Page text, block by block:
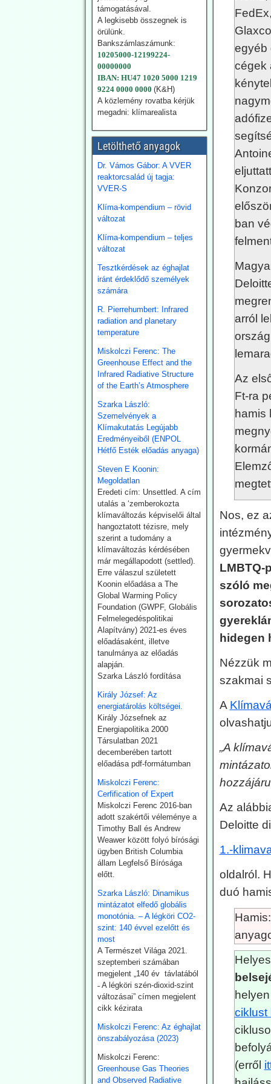
egyéb
cégek
ban
arról
Az
Ft-ra
hamis
Nos, ez
LMBTQ-
szóló
hidegen
Nézzük
szakmai
A
„A
Az
Deloitte
1.-
oldalról.
duó
ciklust
(erről
neve
karbonsemlegessé
g -
Németországban is
Németország az
energiafordulat
finanszírozására 2026-ra
23,7 milliárd eurót irányoz
elő. Emellett Németország
évi 10 milliárd eurós
nagyságrendben
finanszíroz nemzetközi
klímaprojekteket.
2026.07.28.
Blackout News:
Szardínia:
Lángokban állnak a
szolárpanelek
Július 18-án súlyos
tűzvész tört ki egy
magántulajdonú
ipari övezetében,
Szardínián. A tűz során
nyilvánvalóan több ezer
tűz már az előző nap
Noragugume közelében
keletkezett.
2026.07.28. EIKE:
Henrik Svensmark
nemzetközi hírű
légkörkutatót
egyeteme állásából
- feltehetően a
klímapánikkeltést
cáfoló eredményei
miatt.
A Dániai Műszaki Egyetem
(DTU) fölmondott
Svensmarknak.
Svensmark neve
összeforrott a kozmikus
sugárzás és
felhőképződés
kutatásával. Eredményei
nem támogatták minden
esetben az IPCC
direktívákat.
2026.07.28. EIKE:
Az USA és
Németország
fokozza a
geotermiában rejlő
lehetőségek
kiaknázását
Az USA képviselőháza
törvény fogadott el a
geotermikus energia
kiaknázásának
felgyorsítására.
Németországban 2024-ben
összesen 29 TWh energiát
nyertek a föld mélyéből.
úton kívánja a kiaknázást
felgyorsítani.
2026.07.22.
Climatechangedisp
atch: Japán
visszakozik
klímavédelmi
vállalásaitól
Dél-Koreához hasonlóan –
újra üzembe helyezi
azokat a szénerőműveket,
amelyeket nemrég még
egy szennyezőbb korszak
támogatásával.
A legkisebb összegnek is
örülünk.
Bankszámlaszámunk:
10205000-12199224-
00000000
IBAN: HU47 1020 5000 1219
9224 0000 0000 (K&H)
A közlemény rovatba kérjük
megadni: klímarealista
Letölthető anyagok
Dr. Vámos Gábor: A VVER
reaktorcsalád új tagja:
VVER-S
Klíma-kompendium – rövid
változat
Klíma-kompendium – teljes
változat
Tesztkérdések az éghajlat
iránt érdeklődő személyek
számára
R. Pierrehumbert: Infrared
radiation and planetary
temperature
Miskolczi Ferenc: The
Greenhouse Effect and the
Infrared Radiative Structure
of the Earth’s Atmosphere
Szarka László:
Szemelvények a
Klímakutatás Legújabb
Eredményeiből (ENPOL
Hétfő Esték előadás anyaga)
Steven E Koonin:
Megoldatlan
Eredeti cím: Unsettled. A cím
utalás a ‘zemberokozta
klímaváltozás képviselői által
hangoztatott tézisre, mely
szerint a tudomány a
klímaváltozás kérdésében
már megállapodott (settled).
Erre válaszul született
Koonin előadása a The
Global Warming Policy
Foundation (GWPF, Globális
Felmelegedéspolitikai
Alapítvány) 2021-es éves
előadásaként, illetve
tanulmánya az előadás
alapján.
Szarka László fordítása
Király József: Az
energiatárolás költségei.
Király Józsefnek az
Energiapolitika 2000
Társulatban 2021
decemberében tartott
előadása pdf-formátumban
Miskolczi Ferenc:
Cerfification of Expert
Miskolczi Ferenc 2016-ban
adott szakértői véleménye a
Timothy Ball és Andrew
Weawer között folyó bírósági
ügyben British Columbia
állam Legfelső Bírósága
előtt.
Szarka László: Dinamikus
mintázatot elfedő globális
monotónia. – A légköri CO2-
szint: 140 évvel ezelőtt és
most
A Természet Világa 2021.
szeptemberi számában
megjelent „140 év távlatából
˗ A légköri szén-dioxid-szint
változásai” címen megjelent
cikk kézirata
Miskolczi Ferenc: Az éghajlat
önszabályozása (2023)
Miskolczi Ferenc:
Greenhouse Gas Theories
and Observed Radiative